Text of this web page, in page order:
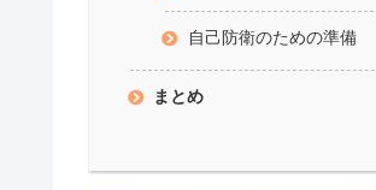
自己防衛のための準備
まとめ